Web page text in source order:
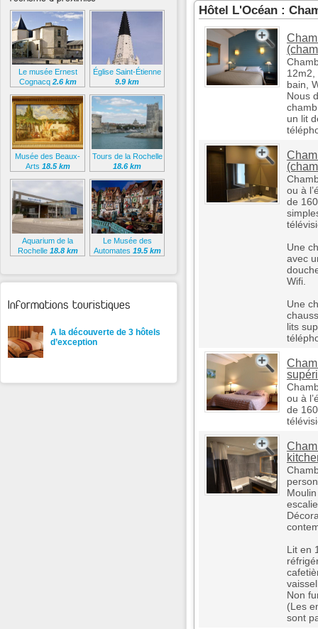
Hôtel L'Océan :
12m2,
bain,
Nous
un lit
ou à
de
Une
avec
Wifi.
Une
lits
ou à
de
Lit en
Non
(Les
sont
Le musée Ernest
Cognacq 2.6 km
Église Saint-Étienne
9.9 km
Musée des Beaux-
Arts 18.5 km
Tours de la Rochelle
18.6 km
Aquarium de la
Rochelle 18.8 km
Le Musée des
Automates 19.5 km
Informations touristiques
A la découverte de 3 hôtels
d’exception